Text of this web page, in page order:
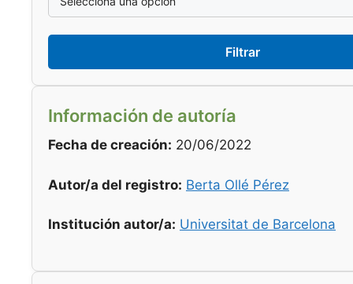
Filtrar
Información de autoría
Fecha de creación: 20/06/2022
Autor/a del registro: Berta Ollé Pérez
Institución autor/a: Universitat de Barcelona